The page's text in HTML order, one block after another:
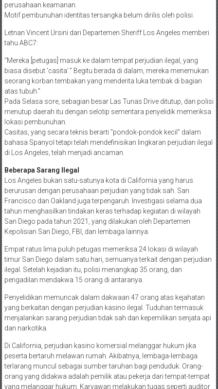
perusahaan keamanan.
Motif pembunuhan identitas tersangka belum dirilis oleh polisi.
Letnan Vincent Ursini dari Departemen Sheriff Los Angeles memberi
tahu ABC7:
“Mereka [petugas] masuk ke dalam tempat perjudian ilegal, yang
biasa disebut ‘casita’.” Begitu berada di dalam, mereka menemukan
seorang korban tembakan yang menderita luka tembak di bagian
atas tubuh.”
Pada Selasa sore, sebagian besar Las Tunas Drive ditutup, dan polisi
menutup daerah itu dengan selotip sementara penyelidik memeriksa
lokasi pembunuhan.
Casitas, yang secara teknis berarti “pondok-pondok kecil” dalam
bahasa Spanyol tetapi telah mendefinisikan lingkaran perjudian ilegal
di Los Angeles, telah menjadi ancaman.
Beberapa Sarang Ilegal
Los Angeles bukan satu-satunya kota di California yang harus
berurusan dengan perusahaan perjudian yang tidak sah. San
Francisco dan Oakland juga terpengaruh. Investigasi selama dua
tahun menghasilkan tindakan keras terhadap kegiatan di wilayah
San Diego pada tahun 2021, yang dilakukan oleh Departemen
Kepolisian San Diego, FBI, dan lembaga lainnya.
Empat ratus lima puluh petugas memeriksa 24 lokasi di wilayah
timur San Diego dalam satu hari, semuanya terkait dengan perjudian
ilegal. Setelah kejadian itu, polisi menangkap 35 orang, dan
pengadilan mendakwa 15 orang di antaranya.
Penyelidikan memuncak dalam dakwaan 47 orang atas kejahatan
yang berkaitan dengan perjudian kasino ilegal. Tuduhan termasuk
menjalankan sarang perjudian tidak sah dan kepemilikan senjata api
dan narkotika.
Di California, perjudian kasino komersial melanggar hukum jika
peserta bertaruh melawan rumah. Akibatnya, lembaga-lembaga
terlarang muncul sebagai sumber taruhan bagi penduduk. Orang-
orang yang didakwa adalah pemilik atau pekerja dari tempat-tempat
yang melanggar hukum. Karyawan melakukan tugas seperti auditor